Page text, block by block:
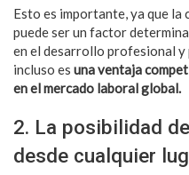
Esto es importante, ya que la
puede ser un factor
en el desarrollo profesional
incluso es una ventaja
en el mercado laboral global.
2. La posibilidad
desde cualquier